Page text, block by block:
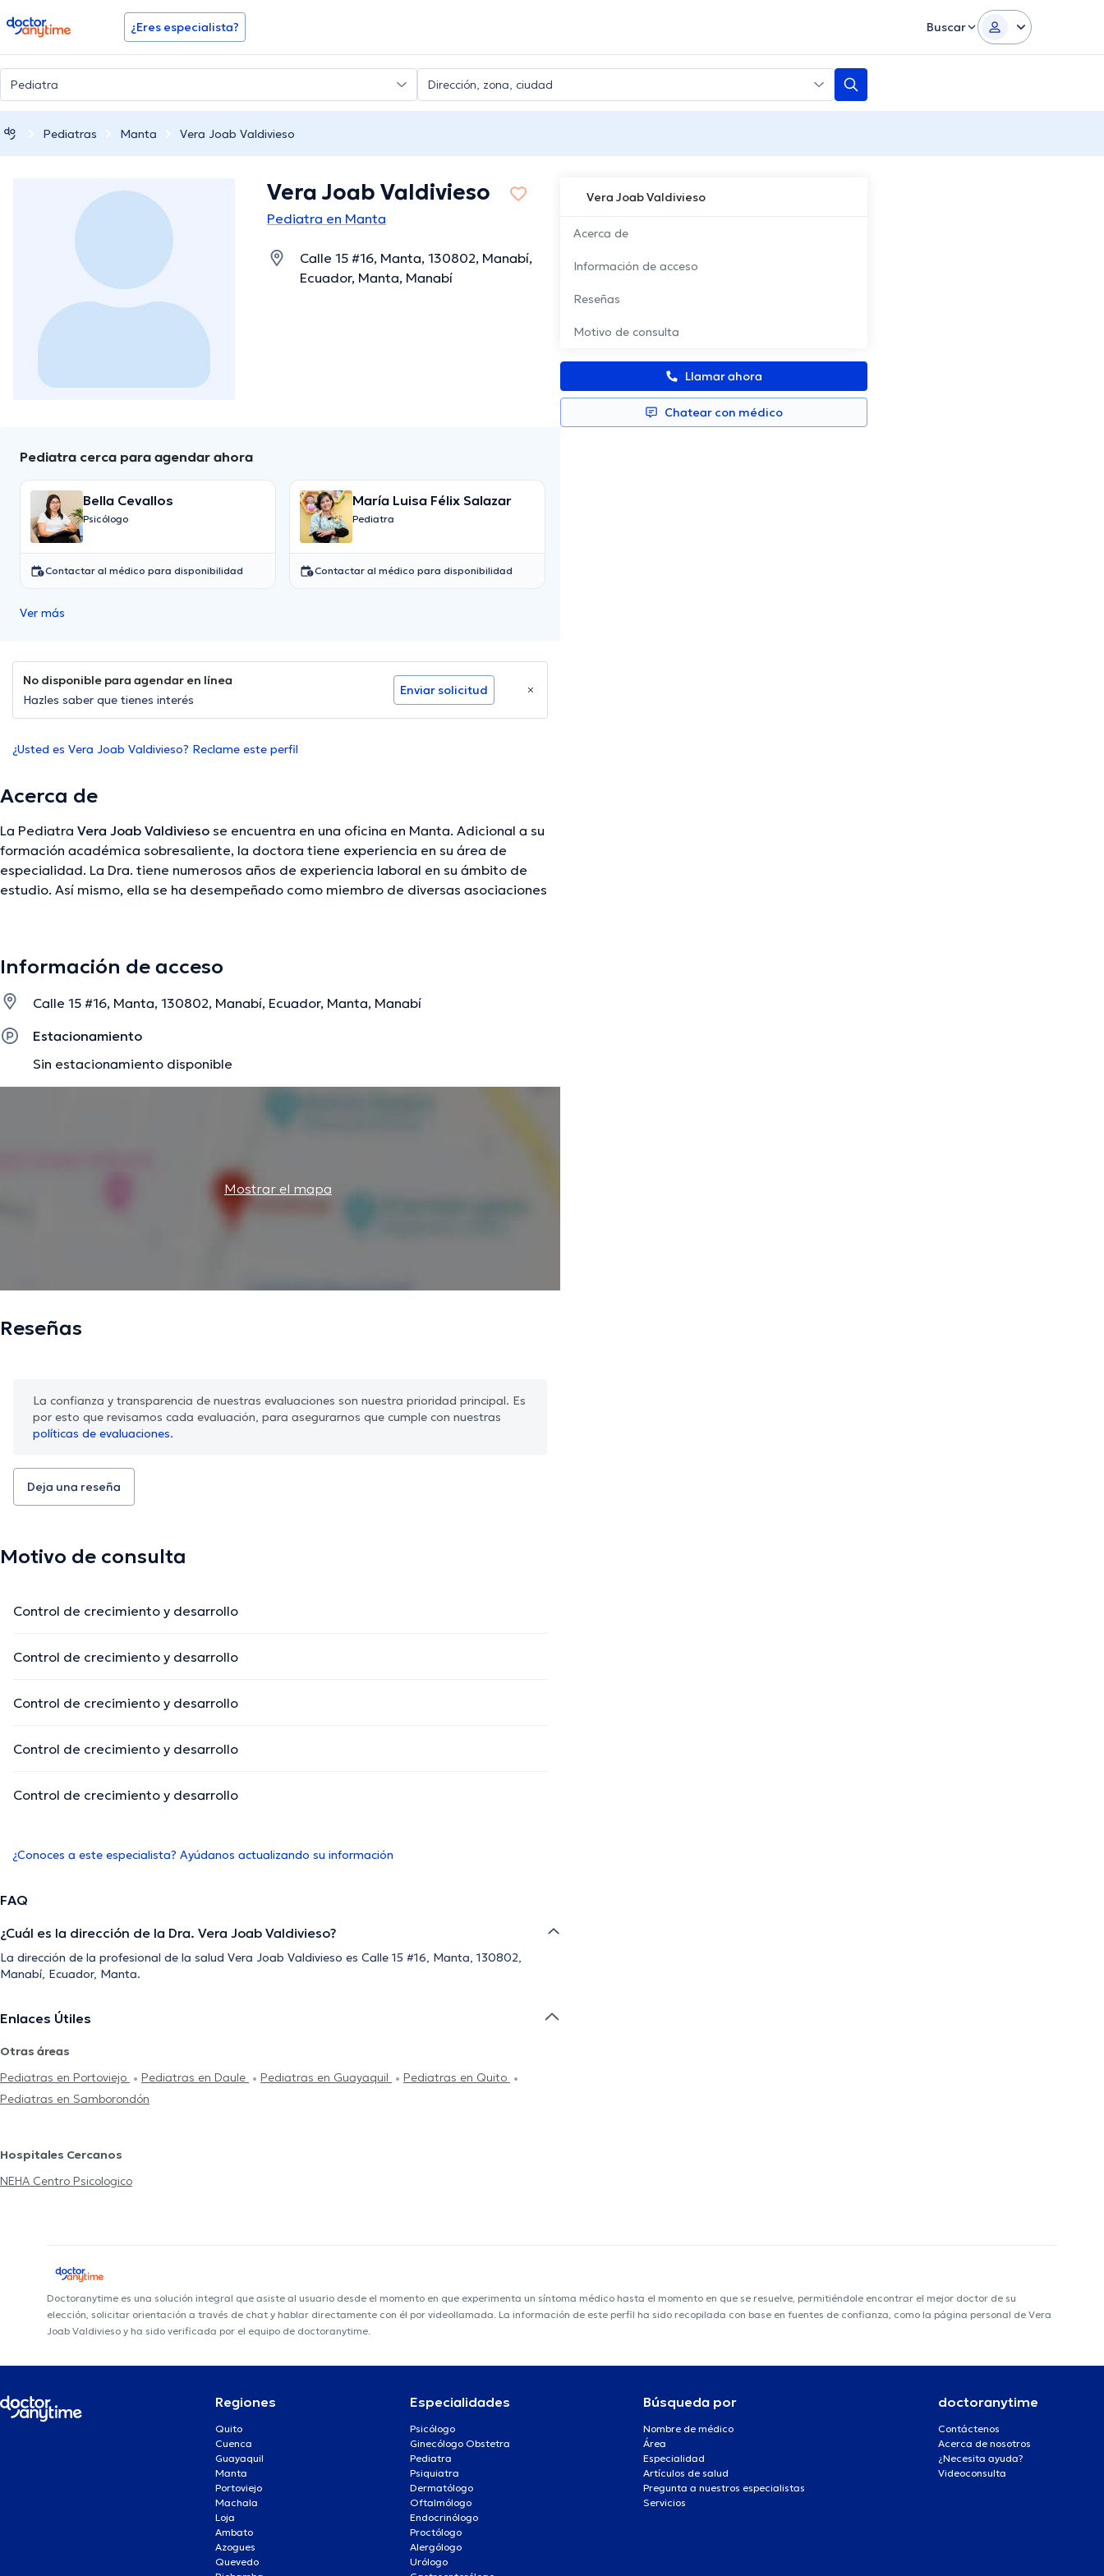
doctoranytime ¿Eres especialista? Buscar
Pediatras Manta Vera Joab Valdivieso
Vera Joab Valdivieso
Acerca de
Información de acceso
Reseñas
Motivo de consulta
Llamar ahora
Chatear con médico
Vera Joab Valdivieso
Pediatra en Manta
Calle 15 #16, Manta, 130802, Manabí,
Ecuador, Manta, Manabí
Pediatra cerca para agendar ahora
Bella Cevallos
Psicólogo
Contactar al médico para disponibilidad
María Luisa Félix Salazar
Pediatra
Contactar al médico para disponibilidad
Ver más
No disponible para agendar en línea
Hazles saber que tienes interés
Enviar solicitud
¿Usted es Vera Joab Valdivieso? Reclame este perfil
Acerca de
La Pediatra Vera Joab Valdivieso se encuentra en una oficina en Manta. Adicional a su
formación académica sobresaliente, la doctora tiene experiencia en su área de
especialidad. La Dra. tiene numerosos años de experiencia laboral en su ámbito de
estudio. Así mismo, ella se ha desempeñado como miembro de diversas asociaciones
La descripción fue editada por el equipo de doctoranytime, con base en información verificada.
Información de acceso
Calle 15 #16, Manta, 130802, Manabí, Ecuador, Manta, Manabí
Estacionamiento
Sin estacionamiento disponible
Mostrar el mapa
Reseñas
La confianza y transparencia de nuestras evaluaciones son nuestra prioridad principal. Es
por esto que revisamos cada evaluación, para asegurarnos que cumple con nuestras
políticas de evaluaciones.
Deja una reseña
Motivo de consulta
Control de crecimiento y desarrollo
Control de crecimiento y desarrollo
Control de crecimiento y desarrollo
Control de crecimiento y desarrollo
Control de crecimiento y desarrollo
¿Conoces a este especialista? Ayúdanos actualizando su información
FAQ
¿Cuál es la dirección de la Dra. Vera Joab Valdivieso?
La dirección de la profesional de la salud Vera Joab Valdivieso es Calle 15 #16, Manta, 130802,
Manabí, Ecuador, Manta.
Enlaces Útiles
Otras áreas
Pediatras en Portoviejo
Pediatras en Daule Pediatras en Guayaquil
Pediatras en Quito
Pediatras en Samborondón
Hospitales Cercanos
NEHA Centro Psicologico
Doctoranytime es una solución integral que asiste al usuario desde el momento en que experimenta un síntoma médico hasta el momento en que se resuelve, permitiéndole encontrar el mejor doctor de su
elección, solicitar orientación a través de chat y hablar directamente con él por videollamada. La información de este perfil ha sido recopilada con base en fuentes de confianza, como la página personal de Vera
Joab Valdivieso y ha sido verificada por el equipo de doctoranytime.
Regiones
Quito
Cuenca
Guayaquil
Manta
Portoviejo
Machala
Loja
Ambato
Azogues
Quevedo
Especialidades
Psicólogo
Ginecólogo Obstetra
Pediatra
Psiquiatra
Dermatólogo
Oftalmólogo
Endocrinólogo
Proctólogo
Alergólogo
Urólogo
Búsqueda por
Nombre de médico
Área
Especialidad
Artículos de salud
Pregunta a nuestros especialistas
Servicios
doctoranytime
Contáctenos
Acerca de nosotros
¿Necesita ayuda?
Videoconsulta